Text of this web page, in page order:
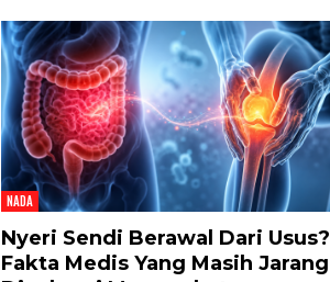
NADA
Nyeri Sendi Berawal Dari Usus?
Fakta Medis Yang Masih Jarang